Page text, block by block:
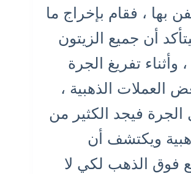
بها ، فقام بإخراج ما
أن جميع الزيتون
وأثناء تفريغ الجرة
العملات الذهبية ،
فيجد الكثير من
ويكتشف أن
فوق الذهب لكي لا